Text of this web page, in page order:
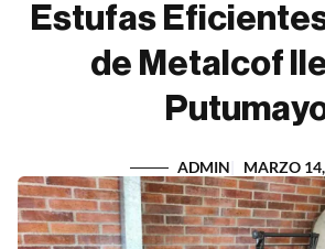
Estufas
de Metalcof
ADMIN MARZO